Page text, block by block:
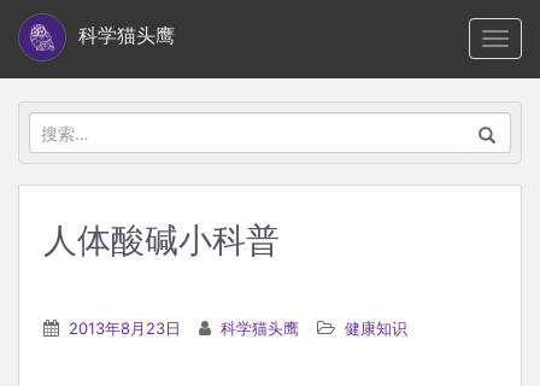
i
科学猫头鹰
搜
索：
人体酸碱小科普
2013年8月23日 科学猫头鹰 健康知识